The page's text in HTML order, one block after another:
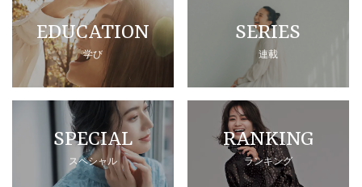
EDUCATION
学び
SERIES
連載
SPECIAL
スペシャル
RANKING
ランキング